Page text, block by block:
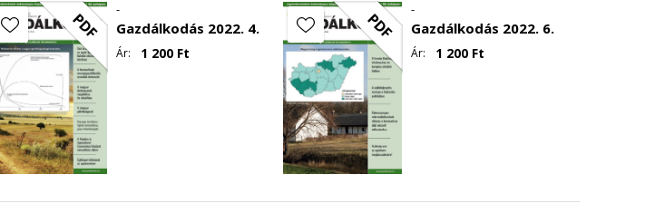
PDF -
Gazdálkodás 2022. 4.
Ár: 1 200 Ft
PDF -
Gazdálkodás 2022. 6.
Ár: 1 200 Ft